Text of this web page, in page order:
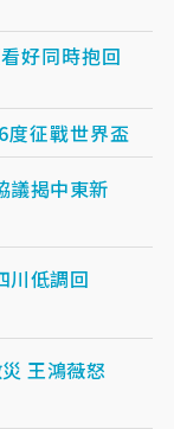
好同時抱回
征戰世界盃
議揭中東新
川低調回
王鴻薇怒